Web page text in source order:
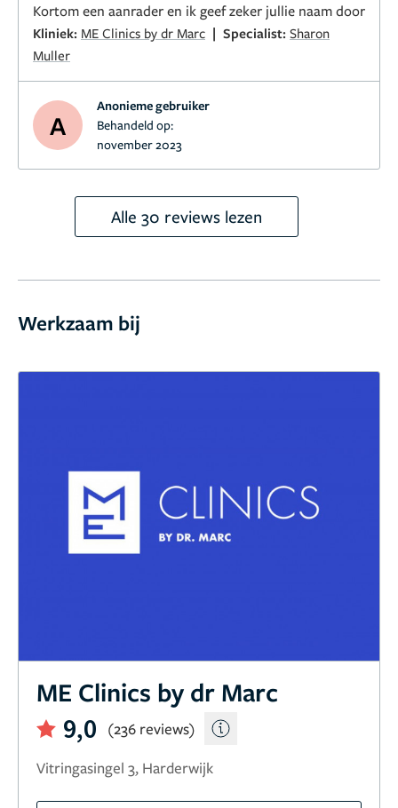
Kortom een aanrader en ik geef zeker jullie naam door
Kliniek: ME Clinics by dr Marc | Specialist: Sharon
Muller
A
Anonieme gebruiker
Behandeld op:
november 2023
Alle 30 reviews lezen
Werkzaam bij
ME Clinics by dr Marc
9,0
(236 reviews)
Vitringasingel 3, Harderwijk